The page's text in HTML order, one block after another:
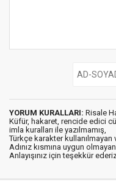
YORUM KURALLARI: Risale
Küfür, hakaret, rencide edici
imla kuralları ile yazılmamış,
Türkçe karakter kullanılmayan
Adınız kısmına uygun
Anlayışınız için teşekkür